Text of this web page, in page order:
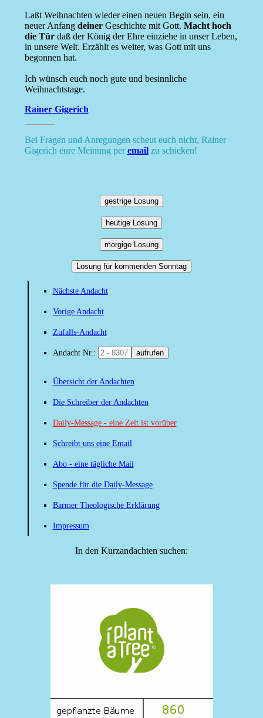
Laßt Weihnachten wieder einen neuen Begin sein, ein
neuer Anfang deinerGeschichte mit Gott. Macht hoch
die Türdaß der König der Ehre einziehe in unser Leben,
in unsere Welt. Erzählt es weiter, was Gott mit uns
begonnen hat.
Ich wünsch euch noch gute und besinnliche
Weihnachtstage.
Rainer Gigerich
Bei Fragen und Anregungen scheut euch nicht, Rainer
Gigerich eure Meinung peremailzu schicken!
gestrige Losung
heutige Losung
morgige Losung
Losung für kommenden Sonntag
Nächste Andacht
Vorige Andacht
Zufalls-Andacht
Andacht Nr.: aufrufen
Übersicht der Andachten
Die Schreiber der Andachten
Daily-Message - eine Zeit ist vorüber
Schreibt uns eine Email
Abo - eine tägliche Mail
Spende für die Daily-Message
Barmer Theologische Erklärung
Impressum
In den Kurzandachten suchen: